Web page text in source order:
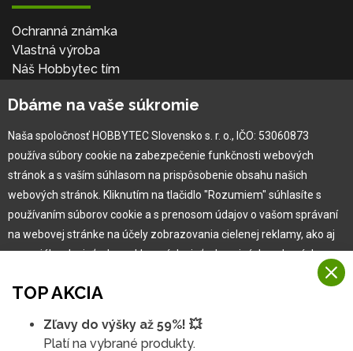
Ochranná známka
Vlastná výroba
Náš Hobbytec tím
Naša história
Pre zákazníka
Garancia najlepšej ceny
Užívateľský manuál
Reklamácia
TOP AKCIA
Zľavy do výšky až 59%! 💥
Platí na vybrané produkty.
Dbáme na vaše súkromie
Naša spoločnosť HOBBYTEC Slovensko s. r. o., IČO: 53060873
používa súbory cookie na zabezpečenie funkčnosti webových
stránok a s vaším súhlasom na prispôsobenie obsahu našich
webových stránok. Kliknutím na tlačidlo "Rozumiem" súhlasíte s
používaním súborov cookie a s prenosom údajov o vašom správaní
na webovej stránke na účely zobrazovania cielenej reklamy, ako aj
na sociálnych sieťach a reklamných sieťach na iných webových
Viac informácií
Na našich webových stránkach používame niekoľko kategórií